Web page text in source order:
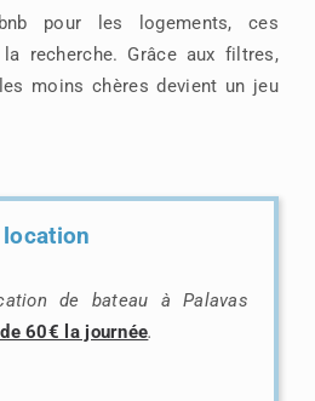
pour les logements, ces
recherche. Grâce aux filtres,
moins chères devient un jeu
location
de bateau à Palavas
60€ la journée.